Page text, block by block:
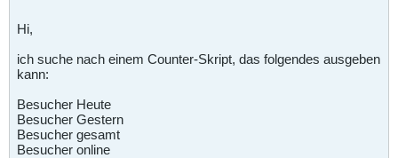
Hi,
ich suche nach einem Counter-Skript, das folgendes ausgeben
kann:
Besucher Heute
Besucher Gestern
Besucher gesamt
Besucher online